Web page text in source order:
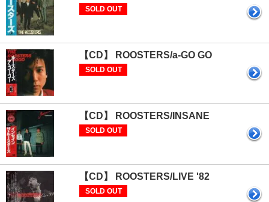
SOLD OUT
【CD】 ROOSTERS/a-GO GO
SOLD OUT
【CD】 ROOSTERS/INSANE
SOLD OUT
【CD】 ROOSTERS/LIVE '82
SOLD OUT